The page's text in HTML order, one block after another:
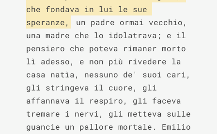
che fondava in lui le sue
speranze,
un padre ormai vecchio,
una madre che lo idolatrava; e il
pensiero che poteva rimaner morto
lì adesso, e non più rivedere la
casa natìa, nessuno de' suoi cari,
gli stringeva il cuore, gli
affannava il respiro, gli faceva
tremare i nervi, gli metteva sulle
guancie un pallore mortale. Emilio